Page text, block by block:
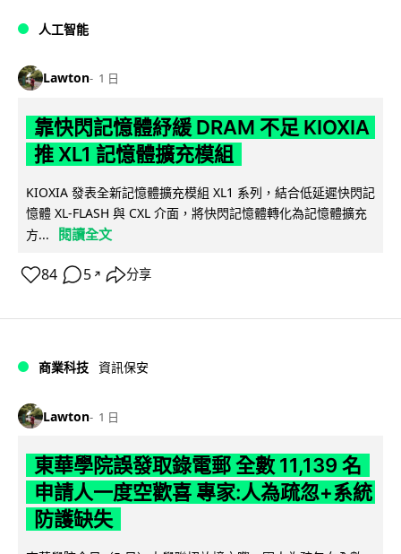
人工智能
Lawton 1 日
靠快閃記憶體紓緩 DRAM 不足 KIOXIA
推 XL1 記憶體擴充模組
KIOXIA 發表全新記憶體擴充模組 XL1 系列，結合低延遲快閃記
憶體 XL-FLASH 與 CXL 介面，將快閃記憶體轉化為記憶體擴充
方...
閱讀全文
84 5 ↗ 分享
商業科技 資訊保安
Lawton 1 日
東華學院誤發取錄電郵 全數 11,139 名
申請人一度空歡喜 專家:人為疏忽+系統
防護缺失